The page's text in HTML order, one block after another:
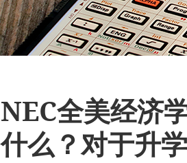
NEC全美经济
什么？对于升